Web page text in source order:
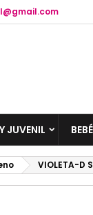
JUVENIL BEBÉ
VIOLETA-D